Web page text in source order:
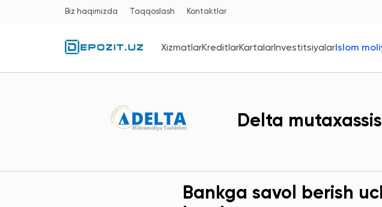
Biz haqimizda Taqqoslash Kontaktlar
XizmatlarKreditlarKartalarInvestitsiyalarIslom
Delta
Bankga savol berish